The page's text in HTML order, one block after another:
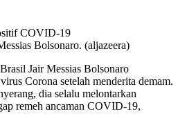
Bolsonaro. (aljazeera)
Jair Messias Bolsonaro
Corona setelah menderita demam.
dia selalu melontarkan
remeh ancaman COVID-19,